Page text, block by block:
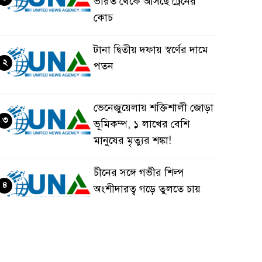
কোচ
টানা দ্বিতীয় দফায় স্বর্ণের দামে
পতন
২
ভেনেজুয়েলায় শক্তিশালী জোড়া
ভূমিকম্প, ১ লাখের বেশি
মানুষের মৃত্যুর শঙ্কা!
৩
চীনের সঙ্গে গভীর শিল্প
অংশীদারত্ব গড়ে তুলতে চায়
৪